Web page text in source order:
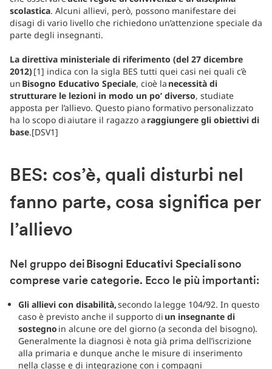
scolastica. Alcuni allievi, però, possono manifestare dei
disagi di vario livello che richiedono un’attenzione speciale da
parte degli insegnanti.
La direttiva ministeriale di riferimento (del 27 dicembre
2012)[1] indica con la sigla BES tutti quei casi nei quali c’è
un Bisogno Educativo Speciale, cioè la necessità di
strutturare le lezioni in modo un po’ diverso, studiate
apposta per l’allievo. Questo piano formativo personalizzato
ha lo scopo di aiutare il ragazzo a raggiungere gli obiettivi di
base.[DSV1]
BES: cos’è, quali disturbi nel
fanno parte, cosa significa per
l’allievo
Nel gruppo dei Bisogni Educativi Specialisono
comprese varie categorie. Ecco le più importanti:
Gli allievi con disabilità,secondo la legge 104/92. In questo
caso è previsto anche il supporto di un insegnante di
sostegno in alcune ore del giorno (a seconda del bisogno).
Generalmente la diagnosi è nota già prima dell’iscrizione
alla primaria e dunque anche le misure di inserimento
nella classe e di integrazione con i compagni